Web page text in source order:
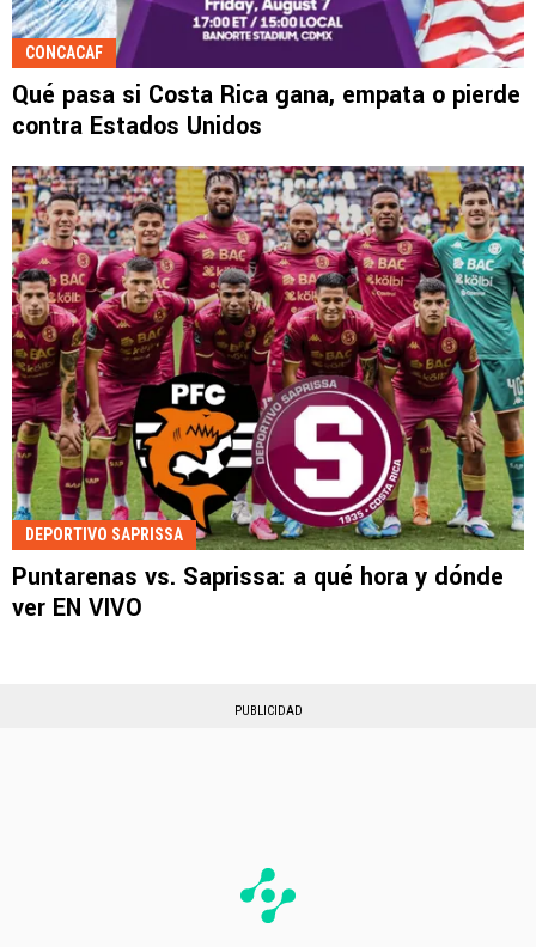
CONCACAF
Qué pasa si Costa Rica gana, empata o pierde
contra Estados Unidos
DEPORTIVO SAPRISSA
Puntarenas vs. Saprissa: a qué hora y dónde
ver EN VIVO
PUBLICIDAD